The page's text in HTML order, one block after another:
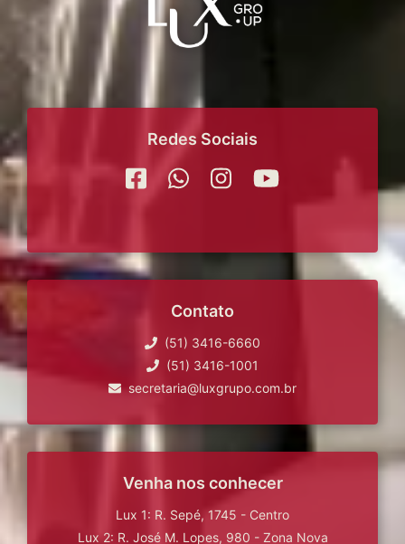
Redes Sociais
Contato
(51) 3416-6660
(51) 3416-1001
secretaria@luxgrupo.com.br
Venha nos conhecer
Lux 1: R. Sepé, 1745 - Centro
Lux 2: R. José M. Lopes, 980 - Zona Nova